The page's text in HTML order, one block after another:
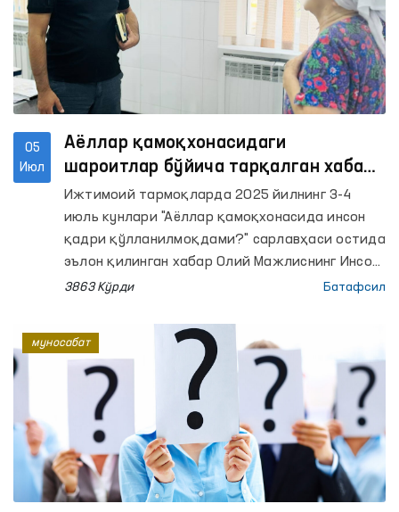
Омбудсманга мурожаат қилгани қайд этилган.
05
Июл
Аёллар қамоқхонасидаги
шароитлар бўйича тарқалган хабар
Омбудсман томонидан ўрганилди
Ижтимоий тармоқларда 2025 йилнинг 3-4
июль кунлари "Аёллар қамоқхонасида инсон
қадри қўлланилмоқдами?" сарлавҳаси остида
эълон қилинган хабар Олий Мажлиснинг Инсон
ҳуқуқлари бўйича вакили (омбудсман)
3863 Кўрди Батафсил
муносабат